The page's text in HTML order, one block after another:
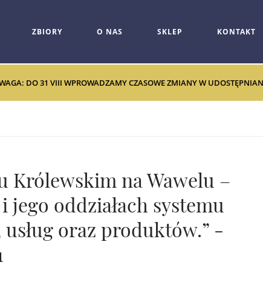
ZBIORY O NAS SKLEP KONTAKT
DO 31 VIII WPROWADZAMY CZASOWE ZMIANY W
Królewskim na Wawelu –
oddziałach systemu
oraz produktów.” -